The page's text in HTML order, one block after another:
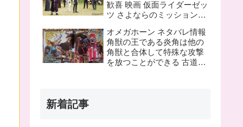
歓喜 映画 仮面ライダーゼッ
ツ さよならのミッションネ
オメガホーン ネタバレ情報
角獣の王である炎角は他の
角獣と合体して特殊な攻撃
を放つことができる 古道具
新着記事